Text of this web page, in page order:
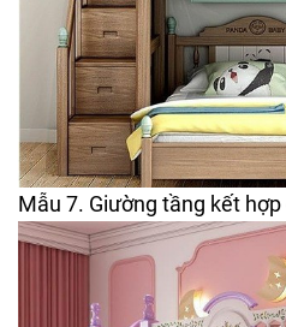
Mẫu 7. Giường tầng kết